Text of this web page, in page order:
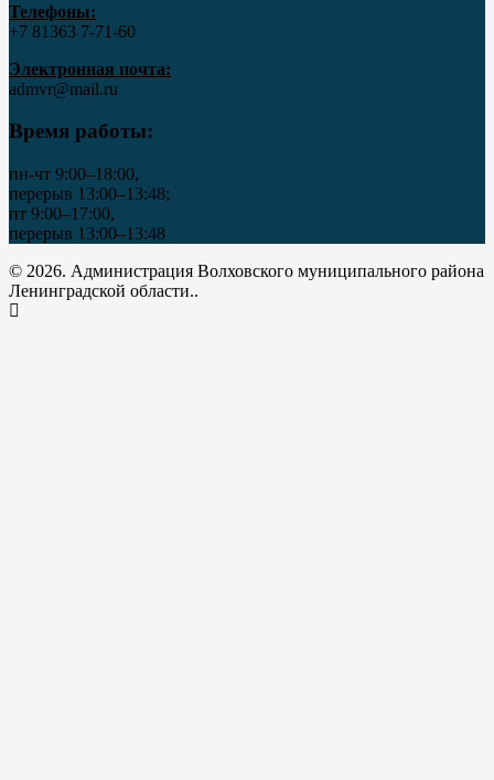
Телефоны:
+7 81363 7‑71-60
Электронная почта:
admvr@mail.ru
Время работы:
пн-чт 9:00–18:00,
перерыв 13:00–13:48;
пт 9:00–17:00,
перерыв 13:00–13:48
© 2026. Администрация Волховского муниципального района
Ленинградской области..